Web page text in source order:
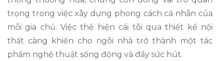
trọng trong việc xây dựng phong cách cá nhân của
mỗi gia chủ. Việc thể hiện cái tôi qua thiết kế nội
thất càng khiến cho ngôi nhà trở thành một tác
phẩm nghệ thuật sống động và đầy sức hút.